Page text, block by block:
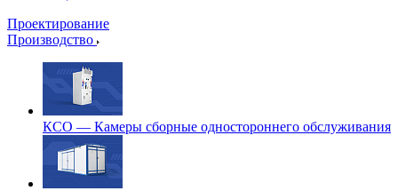
Проектирование
Производство
КСО — Камеры сборные одностороннего обслуживания